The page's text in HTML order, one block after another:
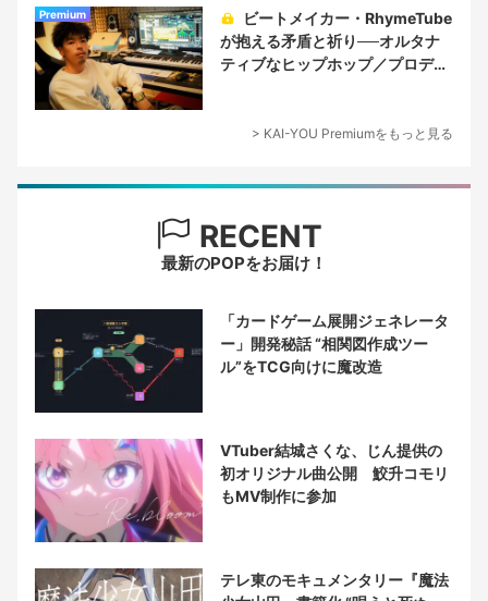
Premium
が抱える矛盾と祈り──オルタナ
ティブなヒップホップ／プロデュ
> KAI-YOU Premiumをもっと見る
RECENT
最新のPOPをお届け！
「カードゲーム展開ジェネレータ
ー」開発秘話 “相関図作成ツー
ル”をTCG向けに魔改造
VTuber結城さくな、じん提供の
初オリジナル曲公開 鮫升コモリ
もMV制作に参加
テレ東のモキュメンタリー『魔法